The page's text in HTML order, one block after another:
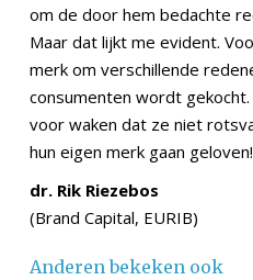
om de door hem bedachte
Maar dat lijkt me evident.
merk om verschillende
consumenten wordt
voor waken dat ze niet
hun eigen merk gaan geloven!
dr. Rik Riezebos
(Brand Capital, EURIB)
Anderen bekeken ook